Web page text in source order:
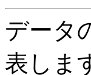
データ
表しま